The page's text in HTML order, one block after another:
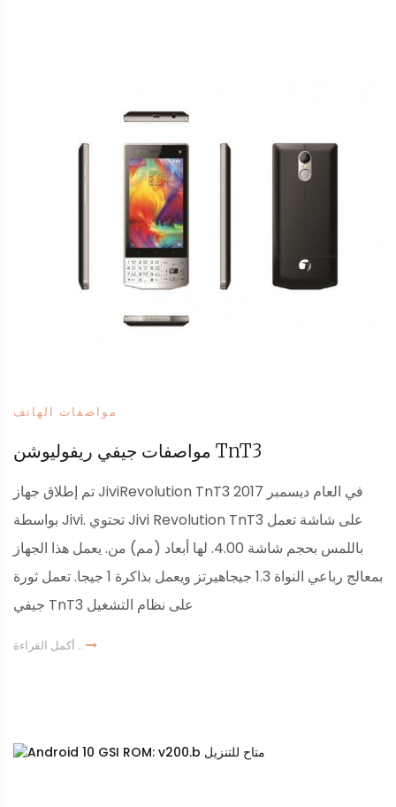
مواصفات الهاتف
مواصفات جيفي ريفوليوشن TnT3
تم إطلاق جهاز JiviRevolution TnT3 في العام ديسمبر 2017
بواسطة Jivi. تحتوي Jivi Revolution TnT3 على شاشة تعمل
باللمس بحجم شاشة 4.00. لها أبعاد (مم) من. يعمل هذا الجهاز
بمعالج رباعي النواة 1.3 جيجاهيرتز ويعمل بذاكرة 1 جيجا. تعمل ثورة
جيفي TnT3 على نظام التشغيل
أكمل القراءة ..